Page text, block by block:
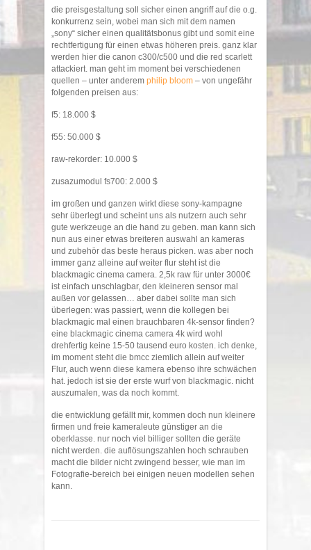
die preisgestaltung soll sicher einen angriff auf die o.g.
konkurrenz sein, wobei man sich mit dem namen
„sony“ sicher einen qualitätsbonus gibt und somit eine
rechtfertigung für einen etwas höheren preis. ganz klar
werden hier die canon c300/c500 und die red scarlett
attackiert. man geht im moment bei verschiedenen
quellen – unter anderem philip bloom – von ungefähr
folgenden preisen aus:
f5: 18.000 $
f55: 50.000 $
raw-rekorder: 10.000 $
zusazumodul fs700: 2.000 $
im großen und ganzen wirkt diese sony-kampagne
sehr überlegt und scheint uns als nutzern auch sehr
gute werkzeuge an die hand zu geben. man kann sich
nun aus einer etwas breiteren auswahl an kameras
und zubehör das beste heraus picken. was aber noch
immer ganz alleine auf weiter flur steht ist die
blackmagic cinema camera. 2,5k raw für unter 3000€
ist einfach unschlagbar, den kleineren sensor mal
außen vor gelassen… aber dabei sollte man sich
überlegen: was passiert, wenn die kollegen bei
blackmagic mal einen brauchbaren 4k-sensor finden?
eine blackmagic cinema camera 4k wird wohl
drehfertig keine 15-50 tausend euro kosten. ich denke,
im moment steht die bmcc ziemlich allein auf weiter
Flur, auch wenn diese kamera ebenso ihre schwächen
hat. jedoch ist sie der erste wurf von blackmagic. nicht
auszumalen, was da noch kommt.
die entwicklung gefällt mir, kommen doch nun kleinere
firmen und freie kameraleute günstiger an die
oberklasse. nur noch viel billiger sollten die geräte
nicht werden. die auflösungszahlen hoch schrauben
macht die bilder nicht zwingend besser, wie man im
Fotografie-bereich bei einigen neuen modellen sehen
kann.